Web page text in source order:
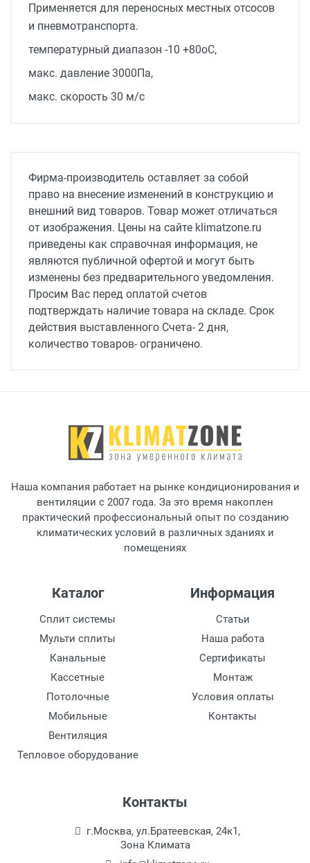
Применяется для переносных местных отсосов
и пневмотранспорта.
температурный диапазон -10 +80оС,
макс. давление 3000Па,
макс. скорость 30 м/с
Фирма-производитель оставляет за собой
право на внесение изменений в конструкцию и
внешний вид товаров. Товар может отличаться
от изображения. Цены на сайте klimatzone.ru
приведены как справочная информация, не
являются публичной офертой и могут быть
изменены без предварительного уведомления.
Просим Вас перед оплатой счетов
подтверждать наличие товара на складе. Срок
действия выставленного Счета- 2 дня,
количество товаров- ограничено.
Наша компания работает на рынке кондиционирования и
вентиляции с 2007 года. За это время накоплен
практический профессиональный опыт по созданию
климатических условий в различных зданиях и
помещениях
Каталог
Сплит системы
Мульти сплиты
Канальные
Кассетные
Потолочные
Мобильные
Вентиляция
Тепловое оборудование
Информация
Статьи
Наша работа
Сертификаты
Монтаж
Условия оплаты
Контакты
Контакты
г.Москва, ул.Братеевская, 24к1,
Зона Климата